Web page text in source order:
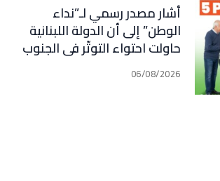
أشار مصدر رسمي لـ”نداء
الوطن” إلى أن الدولة اللبنانية
حاولت احتواء التوتّر في الجنوب
عبر إجراء سلسلة اتصالات
دبلوماسية وأمنية، لكن عدم
06/08/2026